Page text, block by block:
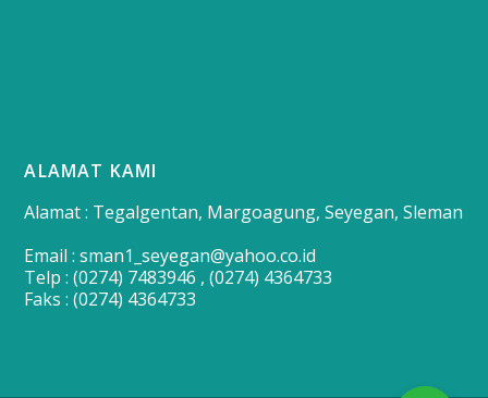
ALAMAT KAMI
Alamat : Tegalgentan, Margoagung, Seyegan, Sleman
Email : sman1_seyegan@yahoo.co.id
Telp : (0274) 7483946 , (0274) 4364733
Faks : (0274) 4364733